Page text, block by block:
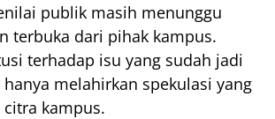
publik masih menunggu
terbuka dari pihak kampus.
terhadap isu yang sudah jadi
melahirkan spekulasi yang
kampus.